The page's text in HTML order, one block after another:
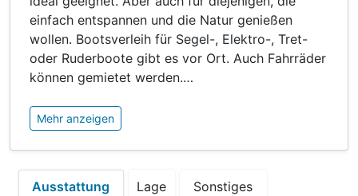
einfach entspannen und die Natur genießen
wollen. Bootsverleih für Segel-, Elektro-, Tret-
oder Ruderboote gibt es vor Ort. Auch Fahrräder
können gemietet werden.…
Mehr anzeigen
Ausstattung Lage Sonstiges